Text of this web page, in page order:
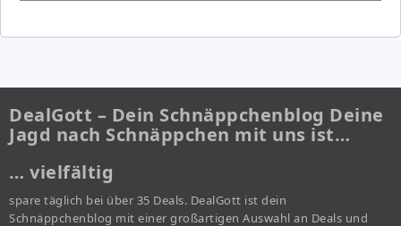
DealGott – Dein Schnäppchenblog Deine
Jagd nach Schnäppchen mit uns ist…
… vielfältig
spare täglich bei über 35 Deals. DealGott ist dein
Schnäppchenblog mit einer großartigen Auswahl an Deals und